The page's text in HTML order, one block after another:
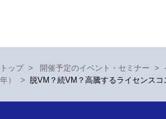
トップ > 開催予定のイベント・セミナー >
年）
> 脱VM？続VM？高騰するライセンス